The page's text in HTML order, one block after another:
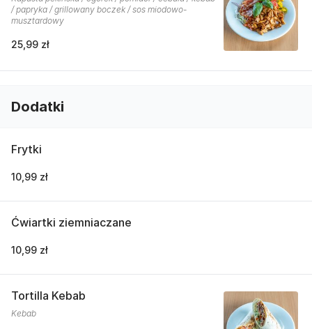
/ papryka / grillowany boczek / sos miodowo-
musztardowy
25,99 zł
Dodatki
Frytki
10,99 zł
Ćwiartki ziemniaczane
10,99 zł
Tortilla Kebab
Kebab